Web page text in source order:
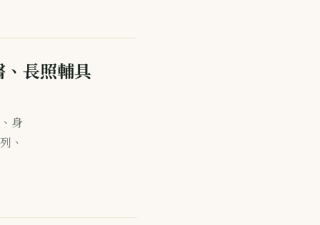
長照輔具
身
、